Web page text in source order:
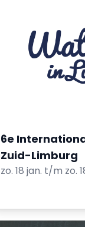
6e
Zuid-Limburg
zo. 18 jan. t/m zo.